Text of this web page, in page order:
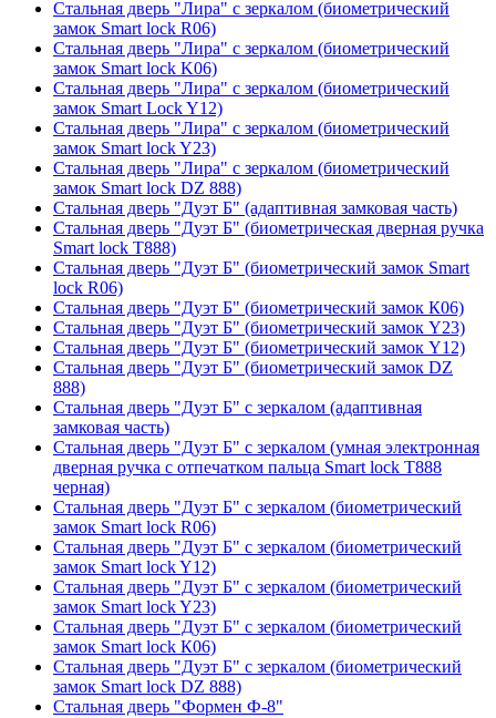
Стальная дверь "Лира" с зеркалом (биометрический
замок Smart lock R06)
Стальная дверь "Лира" с зеркалом (биометрический
замок Smart lock K06)
Стальная дверь "Лира" с зеркалом (биометрический
замок Smart Lock Y12)
Стальная дверь "Лира" с зеркалом (биометрический
замок Smart lock Y23)
Стальная дверь "Лира" с зеркалом (биометрический
замок Smart lock DZ 888)
Стальная дверь "Дуэт Б" (адаптивная замковая часть)
Стальная дверь "Дуэт Б" (биометрическая дверная ручка
Smart lock T888)
Стальная дверь "Дуэт Б" (биометрический замок Smart
lock R06)
Стальная дверь "Дуэт Б" (биометрический замок К06)
Стальная дверь "Дуэт Б" (биометрический замок Y23)
Стальная дверь "Дуэт Б" (биометрический замок Y12)
Стальная дверь "Дуэт Б" (биометрический замок DZ
888)
Стальная дверь "Дуэт Б" с зеркалом (адаптивная
замковая часть)
Стальная дверь "Дуэт Б" с зеркалом (умная электронная
дверная ручка с отпечатком пальца Smart lock T888
черная)
Стальная дверь "Дуэт Б" с зеркалом (биометрический
замок Smart lock R06)
Стальная дверь "Дуэт Б" с зеркалом (биометрический
замок Smart lock Y12)
Стальная дверь "Дуэт Б" с зеркалом (биометрический
замок Smart lock Y23)
Стальная дверь "Дуэт Б" с зеркалом (биометрический
замок Smart lock К06)
Стальная дверь "Дуэт Б" с зеркалом (биометрический
замок Smart lock DZ 888)
Стальная дверь "Формен Ф-8"